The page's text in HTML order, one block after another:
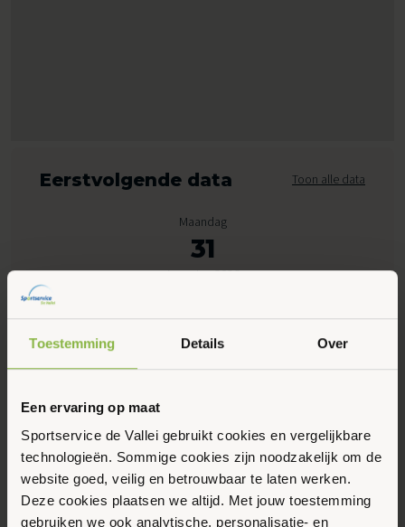
Toestemming Details Over
Een ervaring op maat
Sportservice de Vallei gebruikt cookies en vergelijkbare
technologieën. Sommige cookies zijn noodzakelijk om de
website goed, veilig en betrouwbaar te laten werken.
Deze cookies plaatsen we altijd. Met jouw toestemming
gebruiken we ook analytische, personalisatie- en
Eerstvolgende data Toon alle data
Maandag
31
Augustus 2026
07:00 - 13:00
Peppelensteeg 17, Ede
Maak favoriet
Gerelateerde activiteiten